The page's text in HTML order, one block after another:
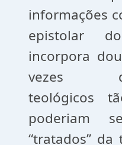
informações
epistolar
incorpora
vezes
teológicos
poderiam
“tratados”